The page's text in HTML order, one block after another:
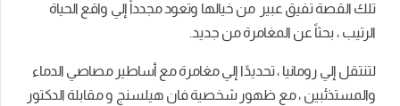
تلك القصة تفيق عبير من خيالها وتعود مجدداً إلي واقع الحياة
الرتيب ، بحثاً عن المغامرة من جديد.
لتنتقل إلي رومانيا ، تحديدًا إلي مغامرة مع أساطير مصاصي الدماء
والمستذئبين ، مع ظهور شخصية فان هيلسنج و مقابلة الدكتور